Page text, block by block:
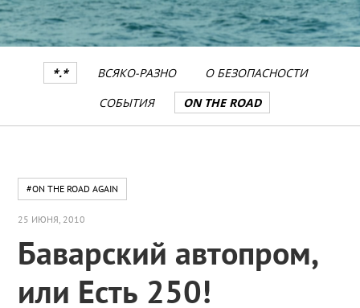
*.* ВСЯКО-РАЗНО
О БЕЗОПАСНОСТИ
СОБЫТИЯ
ON THE ROAD
#ON THE ROAD AGAIN
25 ИЮНЯ, 2010
Баварский автопром,
или Есть 250!